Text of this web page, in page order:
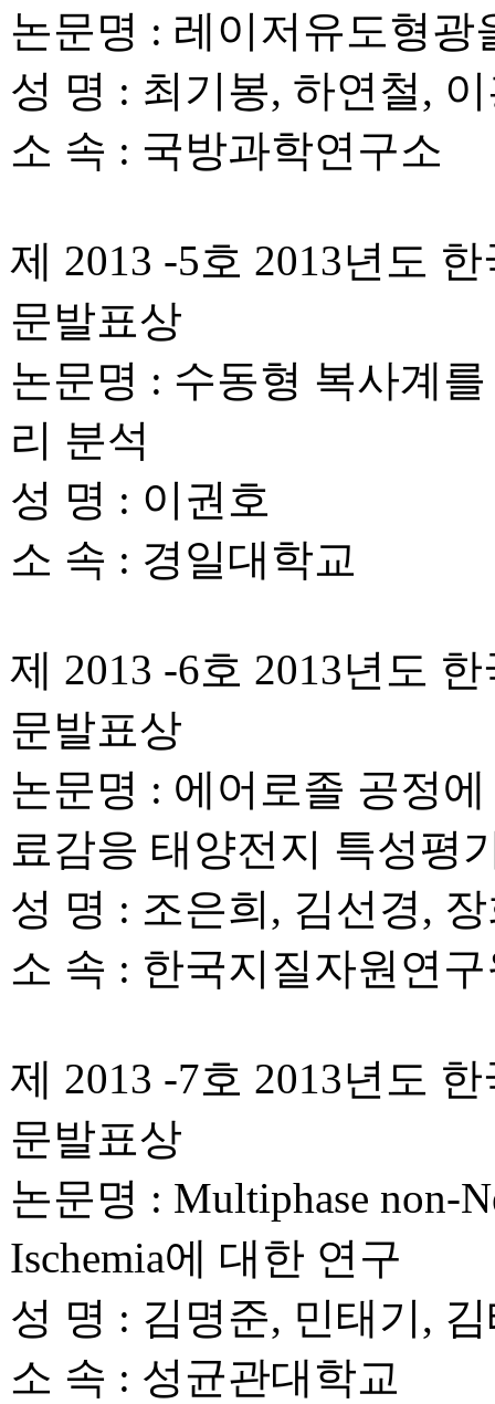
논문명 : 레이저유도형
성 명 : 최기봉, 하연철,
소 속 : 국방과학연구소
제 2013 -5호 2013년도
문발표상
논문명 : 수동형 복사계
리 분석
성 명 : 이권호
소 속 : 경일대학교
제 2013 -6호 2013년도
문발표상
논문명 : 에어로졸 공정
료감응 태양전지 특성평
성 명 : 조은희, 김선경,
소 속 : 한국지질자원연
제 2013 -7호 2013년도
문발표상
논문명 : Multiphase non-
Ischemia에 대한 연구
성 명 : 김명준, 민태기,
소 속 : 성균관대학교